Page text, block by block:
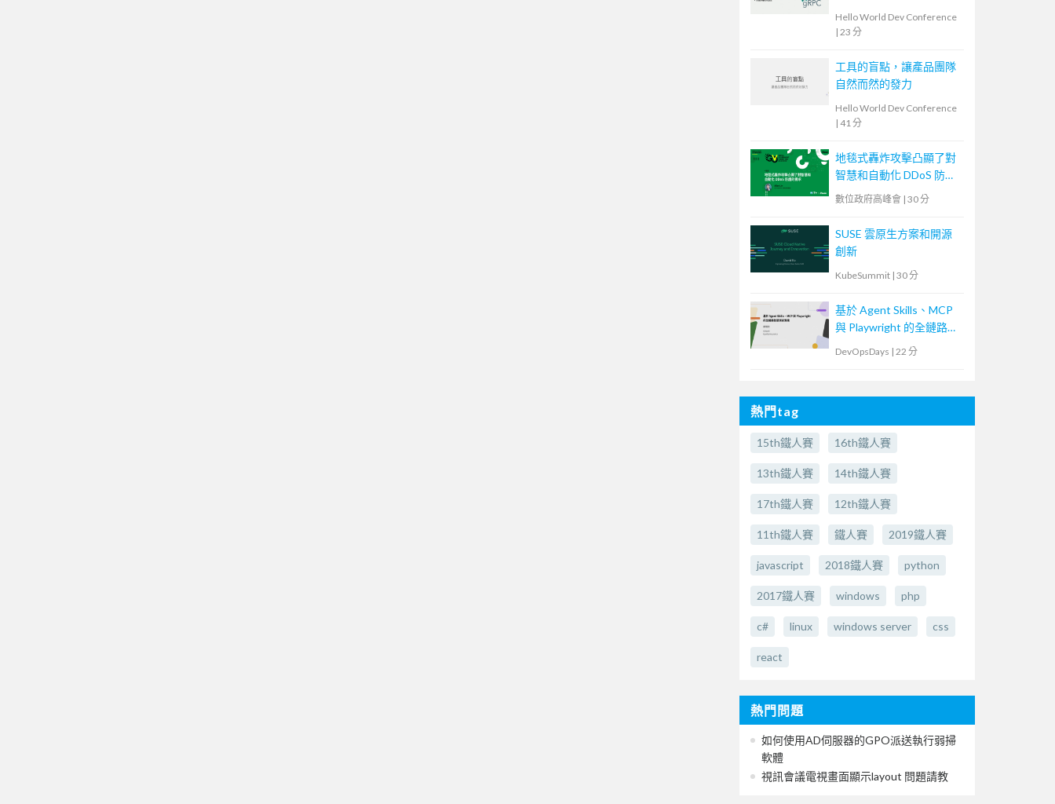
Hello World Dev Conference
| 23 分
工具的盲點，讓產品團隊
自然而然的發力
Hello World Dev Conference
| 41 分
地毯式轟炸攻擊凸顯了對
智慧和自動化 DDoS 防護
的需求
數位政府高峰會 | 30 分
SUSE 雲原生方案和開源
創新
KubeSummit | 30 分
基於 Agent Skills、MCP
與 Playwright 的全鏈路智
DevOpsDays | 22 分
熱門tag
15th鐵人賽 16th鐵人賽
13th鐵人賽 14th鐵人賽
17th鐵人賽 12th鐵人賽
11th鐵人賽 鐵人賽 2019鐵人賽
javascript 2018鐵人賽 python
2017鐵人賽 windows php
c# linux windows server css
react
熱門問題
如何使用AD伺服器的GPO派送執行弱掃
軟體
視訊會議電視畫面顯示layout 問題請教